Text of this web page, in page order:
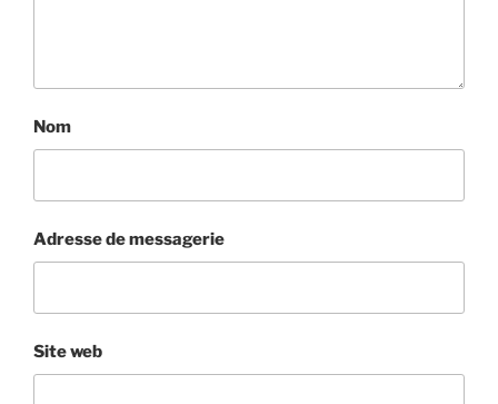
Nom
Adresse de messagerie
Site web